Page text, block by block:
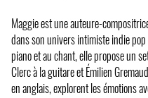
Maggie est une auteure-
dans son univers intimiste indie
piano et au chant, elle propose un
Clerc à la guitare et Émilien
en anglais, explorent les émotions